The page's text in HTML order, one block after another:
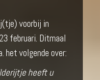
voorbij in
februari. Ditmaal
het volgende over:
heeft u